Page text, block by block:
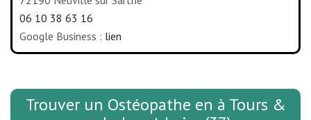
06 10 38 63 16
Google Business : lien
Trouver un Ostéopathe en à Tours &